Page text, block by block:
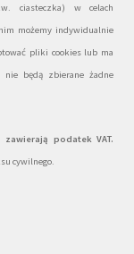
ciasteczka) w celach
możemy indywidualnie
pliki cookies lub ma
nie będą zbierane żadne
podatek VAT.
cywilnego.